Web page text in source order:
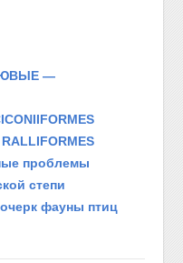
—
проблемы
степи
фауны птиц